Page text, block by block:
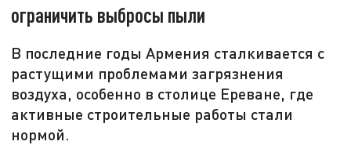
ограничить выбросы пыли
В последние годы Армения сталкивается с
растущими проблемами загрязнения
воздуха, особенно в столице Ереване, где
активные строительные работы стали
нормой.